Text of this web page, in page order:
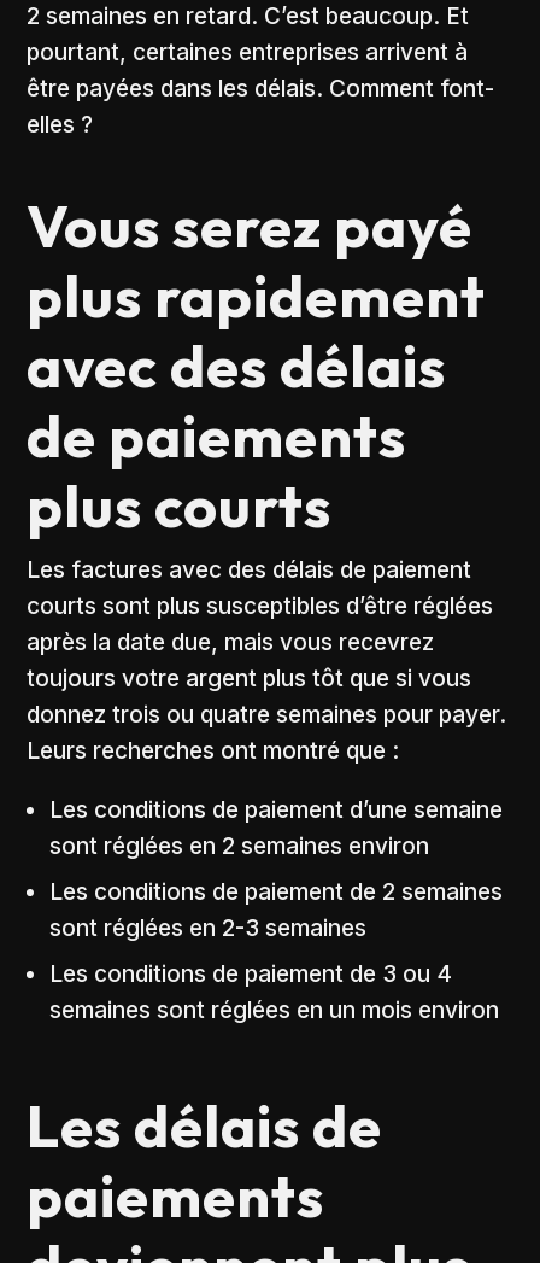
2 semaines en retard. C’est beaucoup. Et
pourtant, certaines entreprises arrivent à
être payées dans les délais. Comment font-
elles ?
Vous serez payé
plus rapidement
avec des délais
de paiements
plus courts
Les factures avec des délais de paiement
courts sont plus susceptibles d’être réglées
après la date due, mais vous recevrez
toujours votre argent plus tôt que si vous
donnez trois ou quatre semaines pour payer.
Leurs recherches ont montré que :
Les conditions de paiement d’une semaine
sont réglées en 2 semaines environ
Les conditions de paiement de 2 semaines
sont réglées en 2-3 semaines
Les conditions de paiement de 3 ou 4
semaines sont réglées en un mois environ
Les délais de
paiements